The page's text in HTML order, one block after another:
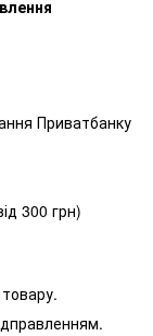
Приватбанку
300 грн)